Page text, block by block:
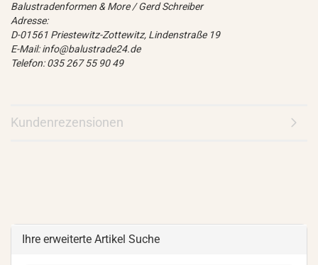
Balustradenformen & More / Gerd Schreiber
Adresse:
D-01561 Priestewitz-Zottewitz, Lindenstraße 19
E-Mail: info@balustrade24.de
Telefon: 035 267 55 90 49
Kundenrezensionen
Ihre erweiterte Artikel Suche